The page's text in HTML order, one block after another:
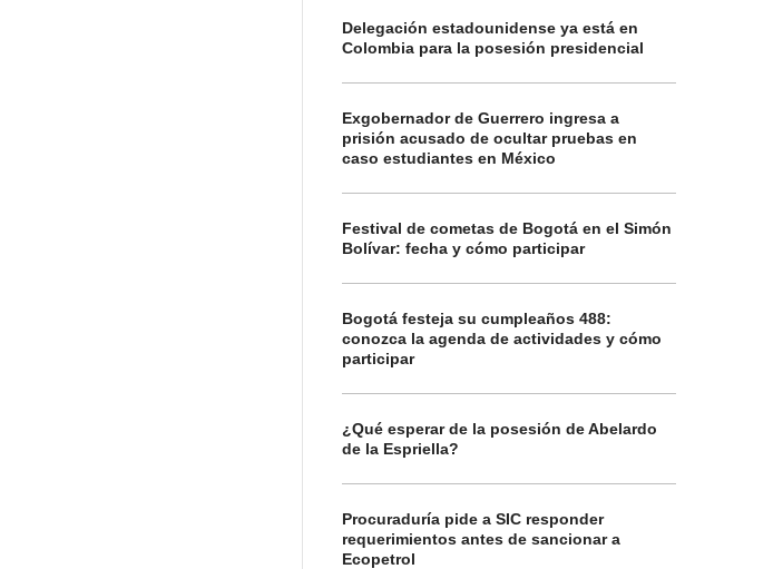
Delegación estadounidense ya está en
Colombia para la posesión presidencial
Exgobernador de Guerrero ingresa a
prisión acusado de ocultar pruebas en
caso estudiantes en México
Festival de cometas de Bogotá en el Simón
Bolívar: fecha y cómo participar
Bogotá festeja su cumpleaños 488:
conozca la agenda de actividades y cómo
participar
¿Qué esperar de la posesión de Abelardo
de la Espriella?
Procuraduría pide a SIC responder
requerimientos antes de sancionar a
Ecopetrol